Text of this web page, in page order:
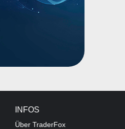
INFOS
Über TraderFox